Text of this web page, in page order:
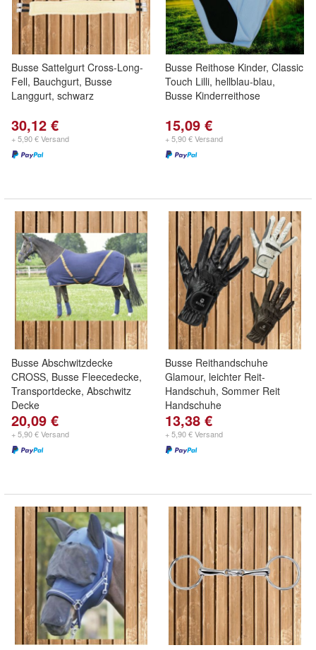
Busse Sattelgurt Cross-Long-
Fell, Bauchgurt, Busse
Langgurt, schwarz
30,12 €
+ 5,90 € Versand
Busse Reithose Kinder, Classic
Touch Lilli, hellblau-blau,
Busse Kinderreithose
15,09 €
+ 5,90 € Versand
Busse Abschwitzdecke
CROSS, Busse Fleecedecke,
Transportdecke, Abschwitz
Decke
20,09 €
+ 5,90 € Versand
Busse Reithandschuhe
Glamour, leichter Reit-
Handschuh, Sommer Reit
Handschuhe
13,38 €
+ 5,90 € Versand